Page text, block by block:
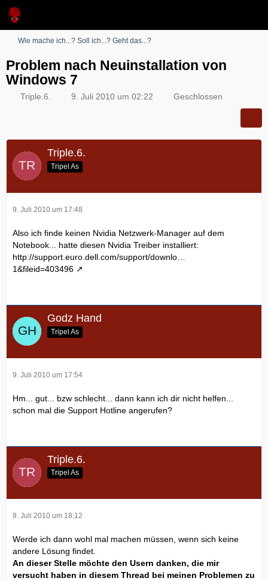
Wie mache ich...? Soll ich...? Geht das...?
Problem nach Neuinstallation von
Windows 7
Triple.6. 9. Juli 2010 um 02:22 Geschlossen
Triple.6.
Tripel As
9. Juli 2010 um 17:48
Also ich finde keinen Nvidia Netzwerk-Manager auf dem
Notebook... hatte diesen Nvidia Treiber installiert:
http://support.euro.dell.com/support/downlo…
1&fileid=403496
Godz Hand
Tripel As
9. Juli 2010 um 17:54
Hm... gut... bzw schlecht... dann kann ich dir nicht helfen...
schon mal die Support Hotline angerufen?
Triple.6.
Tripel As
9. Juli 2010 um 18:12
Werde ich dann wohl mal machen müssen, wenn sich keine
andere Lösung findet.
An dieser Stelle möchte den Usern danken, die mir
versucht haben in diesem Thread bei meinen Problemen zu